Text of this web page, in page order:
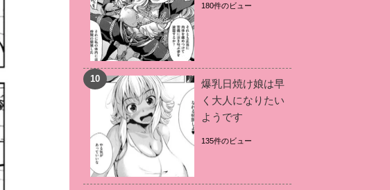
180件のビュー
爆乳日焼け娘は早
く大人になりたい
ようです
135件のビュー